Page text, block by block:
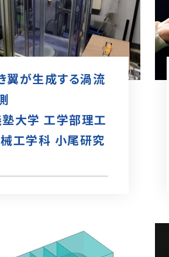
翼が生成する渦流
大学 工学部理工
工学科 小尾研究